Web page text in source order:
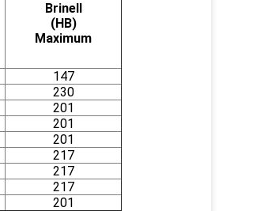
Brinell
(HB)
Maximum
147
230
201
201
201
217
217
217
201